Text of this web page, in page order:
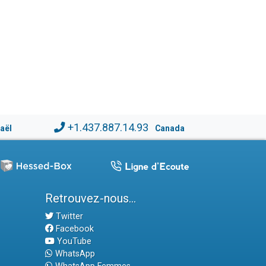
+1.437.887.14.93 Canada
Retrouvez-nous...
Twitter
Facebook
YouTube
WhatsApp